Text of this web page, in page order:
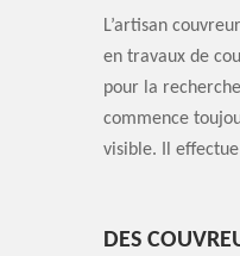
L’artisan
en travaux de
pour la
commence
visible. Il
DES